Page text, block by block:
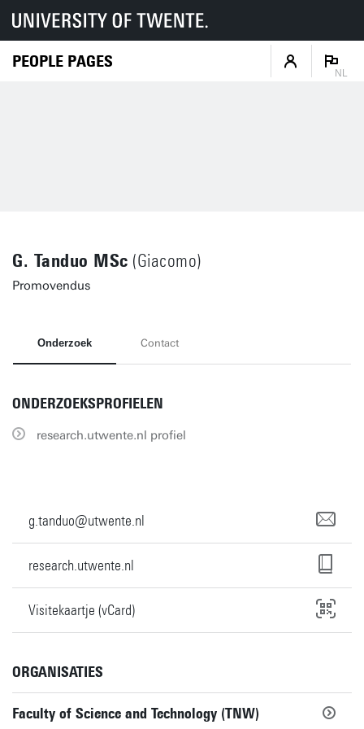
PEOPLE PAGES
NL
G. Tanduo MSc (Giacomo)
Promovendus
Onderzoek Contact
ONDERZOEKSPROFIELEN
research.utwente.nl profiel
g.tanduo@utwente.nl
research.utwente.nl
Visitekaartje (vCard)
ORGANISATIES
Faculty of Science and Technology (TNW)